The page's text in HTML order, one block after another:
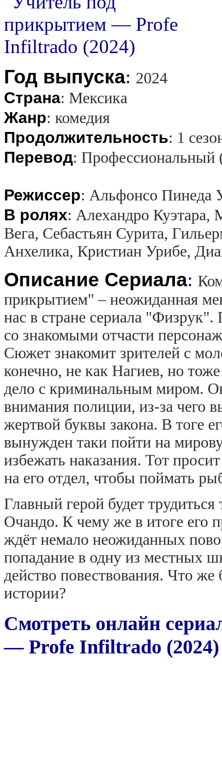
Год выпуска: 2024
Страна: Мексика
Жанр: комедия
Продолжительность: 1
Перевод: Профессиональный
Режиссер: Альфонсо Пинеда
В ролях: Алехандро
Вега, Себастьян Сурита,
Анхелика, Кристиан Урибе,
Описание Сериала:
прикрытием" – неожиданная
нас в стране сериала
со знакомыми отчасти
Сюжет знакомит зрителей с
конечно, не как Нагиев, но
дело с криминальным миром.
внимания полиции, из-за чего
жертвой буквы закона. В тоге
вынужден таки пойти на
избежать наказания. Тот
на его отдел, чтобы поймать
Главный герой будет
Очандо. К чему же в итоге его
ждёт немало неожиданных
попадание в одну из местных
действо повествования. Что
истории?
Смотреть онлайн
— Profe Infiltrado (2024)